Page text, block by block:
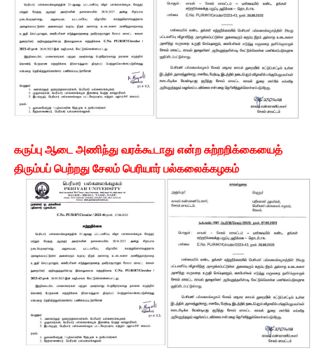
கருப்பு ஆடை அணிந்து வரக்கூடாது என்ற சுற்றறிக்கையைத்
திரும்பப் பெற்றது சேலம் பெரியார் பல்கலைக்கழகம்